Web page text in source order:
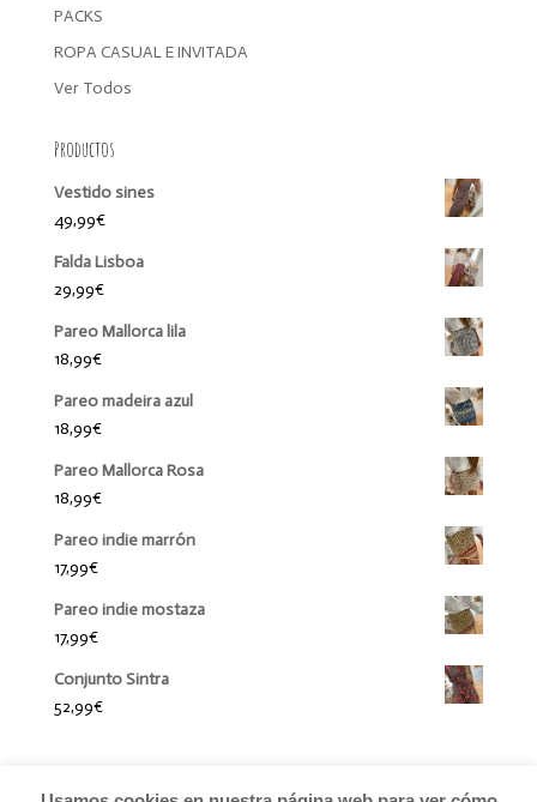
PACKS
ROPA CASUAL E INVITADA
Ver Todos
Productos
Vestido sines
49,99€
Falda Lisboa
29,99€
Pareo Mallorca lila
18,99€
Pareo madeira azul
18,99€
Pareo Mallorca Rosa
18,99€
Pareo indie marrón
17,99€
Pareo indie mostaza
17,99€
Conjunto Sintra
52,99€